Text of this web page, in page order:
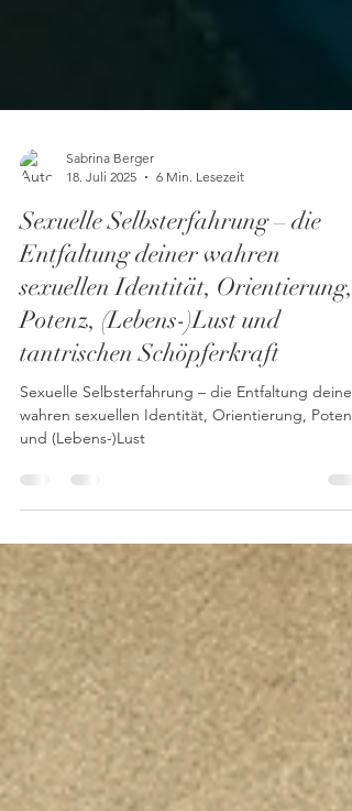
Sabrina Berger
18. Juli 2025
6 Min. Lesezeit
Sexuelle Selbsterfahrung – die
Entfaltung deiner wahren
sexuellen Identität, Orientierung,
Potenz, (Lebens-)Lust und
tantrischen Schöpferkraft
Sexuelle Selbsterfahrung – die Entfaltung deiner
und (Lebens-)Lust